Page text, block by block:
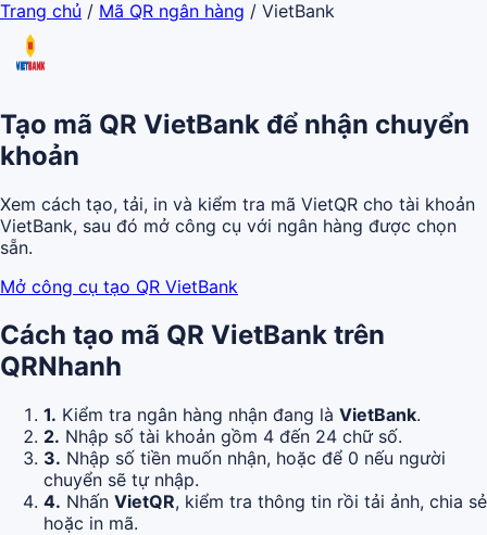
Trang chủ / Mã QR ngân hàng / VietBank
Tạo mã QR VietBank để nhận chuyển
khoản
Xem cách tạo, tải, in và kiểm tra mã VietQR cho tài khoản
VietBank, sau đó mở công cụ với ngân hàng được chọn
sẵn.
Mở công cụ tạo QR VietBank
Cách tạo mã QR VietBank trên
QRNhanh
1. Kiểm tra ngân hàng nhận đang là VietBank.
2. Nhập số tài khoản gồm 4 đến 24 chữ số.
3. Nhập số tiền muốn nhận, hoặc để 0 nếu người
chuyển sẽ tự nhập.
4. Nhấn VietQR, kiểm tra thông tin rồi tải ảnh, chia sẻ
hoặc in mã.